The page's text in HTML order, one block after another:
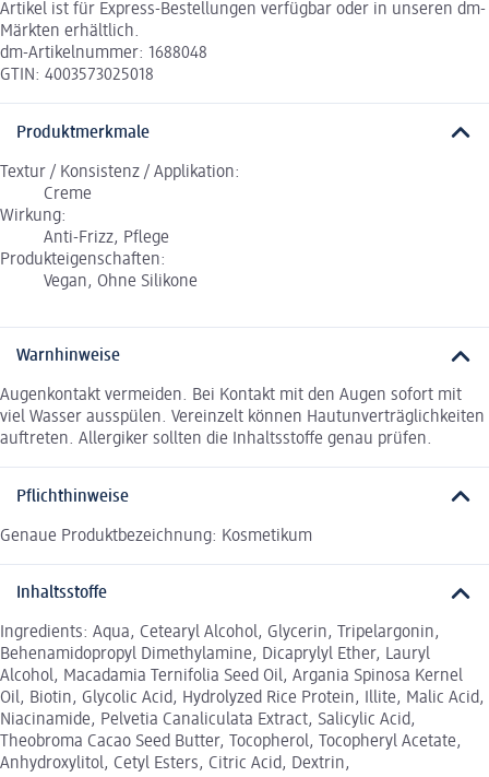
Artikel ist für Express-Bestellungen verfügbar oder in unseren dm-
Märkten erhältlich.
dm-Artikelnummer: 1688048
GTIN: 4003573025018
Produktmerkmale
Textur / Konsistenz / Applikation:
Creme
Wirkung:
Anti-Frizz, Pflege
Produkteigenschaften:
Vegan, Ohne Silikone
Warnhinweise
Augenkontakt vermeiden. Bei Kontakt mit den Augen sofort mit
viel Wasser ausspülen. Vereinzelt können Hautunverträglichkeiten
auftreten. Allergiker sollten die Inhaltsstoffe genau prüfen.
Pflichthinweise
Genaue Produktbezeichnung: Kosmetikum
Inhaltsstoffe
Ingredients: Aqua, Cetearyl Alcohol, Glycerin, Tripelargonin,
Behenamidopropyl Dimethylamine, Dicaprylyl Ether, Lauryl
Alcohol, Macadamia Ternifolia Seed Oil, Argania Spinosa Kernel
Oil, Biotin, Glycolic Acid, Hydrolyzed Rice Protein, Illite, Malic Acid,
Niacinamide, Pelvetia Canaliculata Extract, Salicylic Acid,
Theobroma Cacao Seed Butter, Tocopherol, Tocopheryl Acetate,
Anhydroxylitol, Cetyl Esters, Citric Acid, Dextrin,